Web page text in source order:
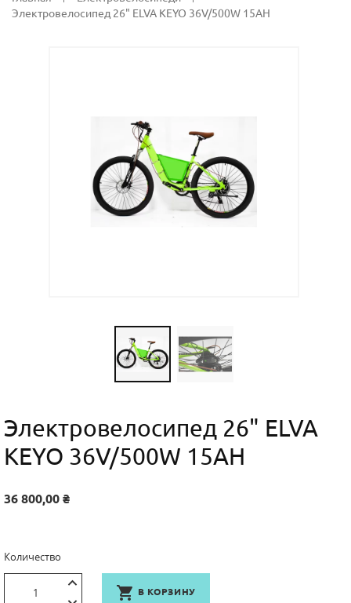
Электровелосипед 26" ELVA KEYO 36V/500W 15AH
Электровелосипед 26" ELVA
KEYO 36V/500W 15AH
36 800,00 ₴
Количество
 В КОРЗИНУ